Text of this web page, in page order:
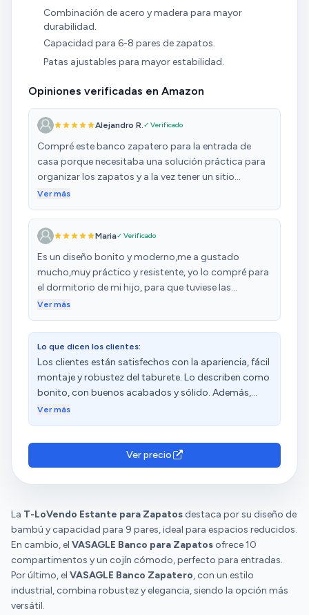
Combinación de acero y madera para mayor
durabilidad.
Capacidad para 6-8 pares de zapatos.
Patas ajustables para mayor estabilidad.
Opiniones verificadas en Amazon
Alejandro R.✓ Verificado
Compré este banco zapatero para la entrada de
casa porque necesitaba una solución práctica para
organizar los zapatos y a la vez tener un sitio
cómodo para sentarse al calzarse o descalzarse, y la
muy elegante y moderno: estructura de metal negro
que le da un toque industrial, combinado con la
parte superior en madera, que aporta calidez y
combina perfectamente con otros muebles de la
casa. En cuanto al montaje, ha sido muy sencillo. Las
complicadas. Una vez montado, el banco es muy
robusto y estable. No se tambalea ni cruje al
sentarse, y la parte superior soporta bien el peso.
Además, la zona inferior permite organizar varios
pares de zapatos, lo cual ayuda mucho a mantener
con su función. Muy recomendable si buscas un
banco zapatero que además aporte un plus de estilo
Ver más
Maria✓ Verificado
Es un diseño bonito y moderno,me a gustado
mucho,muy práctico y resistente, yo lo compré para
el dormitorio de mi hijo, para que tuviese las
zapatillas que más se pone organizadas, le a
Ver más
Lo que dicen los clientes:
Los clientes están satisfechos con la apariencia, fácil
montaje y robustez del taburete. Lo describen como
bonito, con buenos acabados y sólido. Además,
destacan su buena relación calidad-precio y
Ver más
Ver precio
La T-LoVendo Estante para Zapatos destaca por su diseño de
bambú y capacidad para 9 pares, ideal para espacios reducidos.
En cambio, el VASAGLE Banco para Zapatos ofrece 10
compartimentos y un cojín cómodo, perfecto para entradas.
Por último, el VASAGLE Banco Zapatero, con un estilo
industrial, combina robustez y elegancia, siendo la opción más
versátil.